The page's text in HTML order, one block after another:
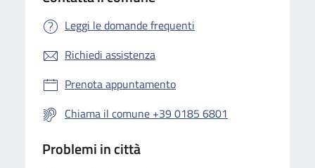
Leggi le domande frequenti
Richiedi assistenza
Prenota appuntamento
Chiama il comune +39 0185 6801
Problemi in città